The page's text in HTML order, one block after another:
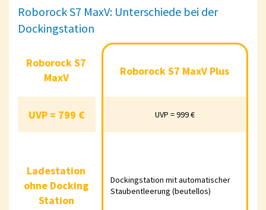
Roborock S7 MaxV: Unterschiede bei der
Dockingstation
Roborock S7
MaxV
MaxV Plus
Ultra
UVP = 799 € UVP = 999 €
ohne
Docking
automatischer
Staubentleerung
Roborock S7 MaxV Plus
UVP = 999 €
Dockingstation mit automatischer
Staubentleerung (beutellos)
Roborock S7
MaxV
UVP = 799 €
Ladestation
ohne Docking
Station